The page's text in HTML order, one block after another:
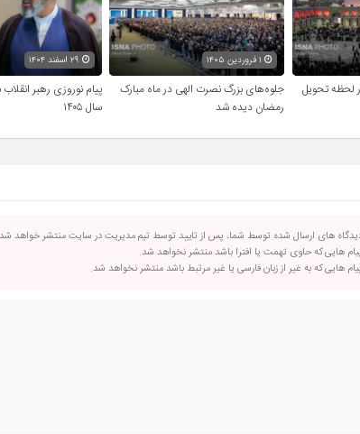
لحظه تحویل
۱ فروردین ۱۴۰۵
جلوه‌های بزرگ نصرت الهی در ماه مبارک
رمضان دیده شد
پیام نوروزی رهبر
سال ۱۴۰۵
های ارسال شده توسط شما، پس از تایید توسط تیم مدیریت در سایت منتشر خواهد
هایی که حاوی تهمت یا افترا باشد منتشر نخواهد شد.
هایی که به غیر از زبان فارسی یا غیر مرتبط باشد منتشر نخواهد شد.